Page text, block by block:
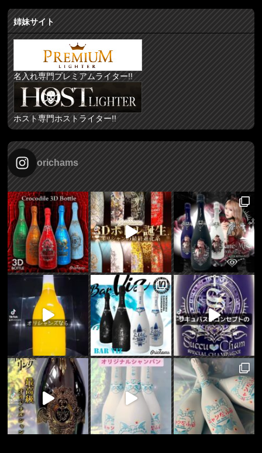
姉妹サイト
名入れ専門プレミアムライター!!
ホスト専門ホストライター!!
orichams